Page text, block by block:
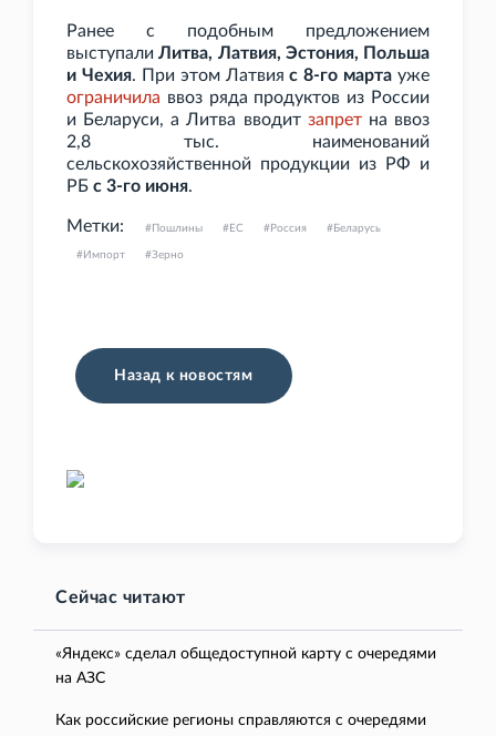
Ранее с подобным предложением
выступалиЛитва, Латвия, Эстония, Польша
и Чехия. При этом Латвияс 8-го марта уже
ограничила ввоз ряда продуктов из России
и Беларуси, а Литва вводит запретна ввоз
2,8
тыс. наименований
сельскохозяйственной продукции из РФ и
РБ с 3-го июня.
Метки: Пошлины ЕС Россия Беларусь
Импорт Зерно
Назад к новостям
Сейчас читают
«Яндекс» сделал общедоступной карту с очередями
на АЗС
Как российские регионы справляются с очередями